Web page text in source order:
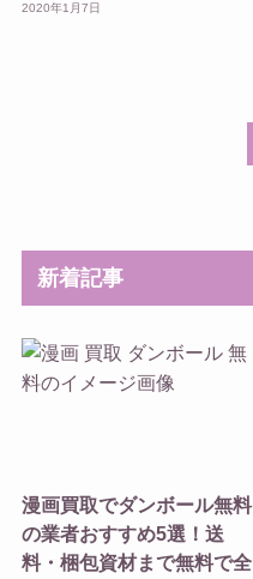
2020年1月7日
新着記事
漫画買取でダンボール無料
の業者おすすめ5選！送
料・梱包資材まで無料で全